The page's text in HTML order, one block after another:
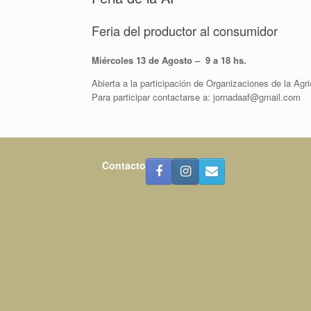
Feria del productor al consumidor
Miércoles 13 de Agosto – 9 a 18 hs.
Abierta a la participación de Organizaciones de la
Para participar contactarse a: jornadaaf@gmail.com
Contacto